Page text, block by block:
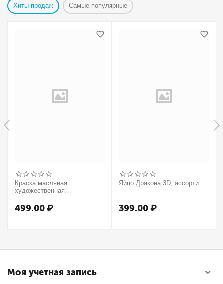
Хиты продаж Самые популярные
Краска масляная
художественная
37мл, туба, оранжевый
499.00₽
Яйцо Дракона 3D, ассорти
399.00₽
Моя учетная запись